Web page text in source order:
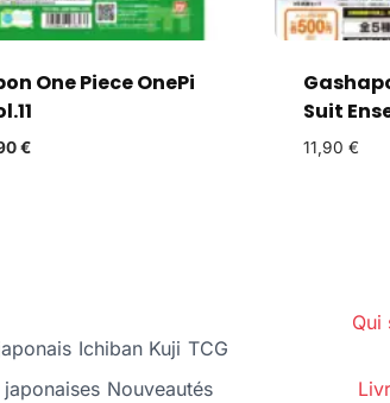
One Piece OnePi
€
Suit
11,90 €
Ichiban Kuji TCG
Nouveautés
Qui